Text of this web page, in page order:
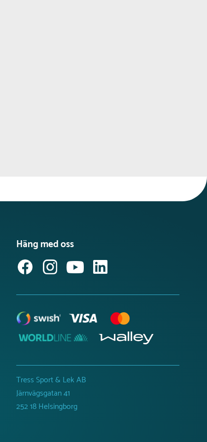
Häng med oss
Tress Sport & Lek AB
Järnvägsgatan 41
252 18 Helsingborg